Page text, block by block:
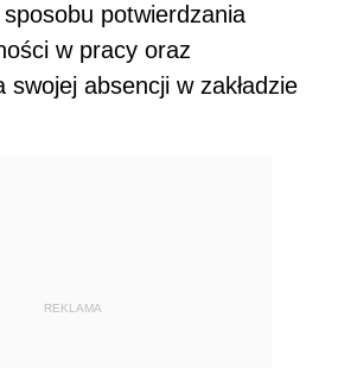
potwierdzania
w pracy oraz
swojej absencji w zakładzie
REKLAMA